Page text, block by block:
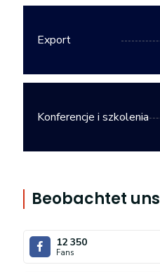
Export
Konferencje i szkolenia
Beobachtet uns
12 350
Fans